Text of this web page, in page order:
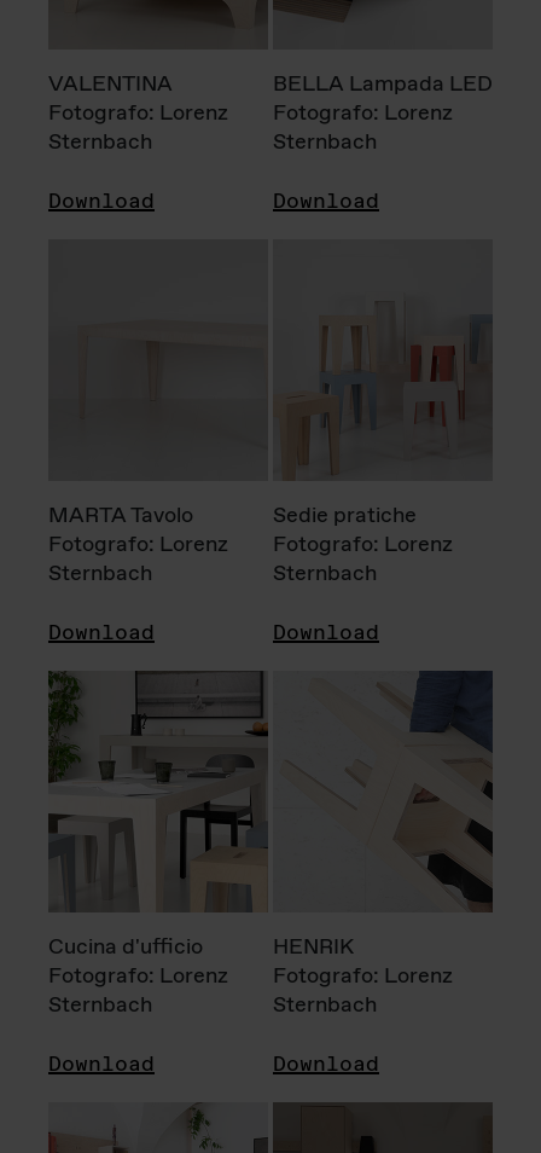
VALENTINA
Fotografo: Lorenz
Sternbach
Download
BELLA Lampada LED
Fotografo: Lorenz
Sternbach
Download
MARTA Tavolo
Fotografo: Lorenz
Sternbach
Download
Sedie pratiche
Fotografo: Lorenz
Sternbach
Download
Cucina d'ufficio
Fotografo: Lorenz
Sternbach
Download
HENRIK
Fotografo: Lorenz
Sternbach
Download